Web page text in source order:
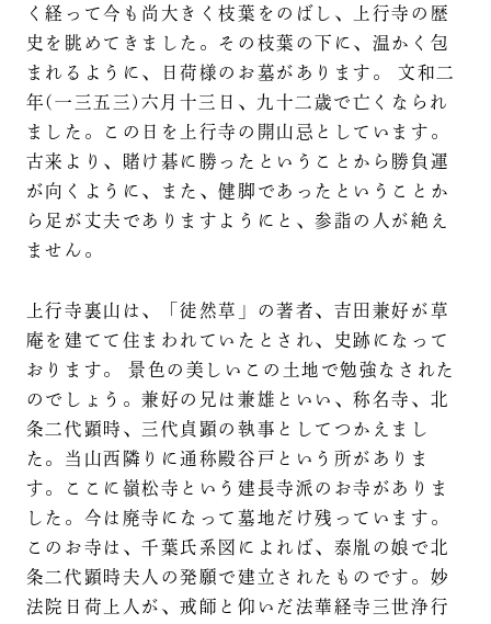
く経って今も尚大きく枝葉をのばし、上行寺の歴
史を眺めてきました。その枝葉の下に、温かく包
まれるように、日荷様のお墓があります。 文和二
年(一三五三)六月十三日、九十二歳で亡くなられ
ました。この日を上行寺の開山忌としています。
古来より、賭け碁に勝ったということから勝負運
が向くように、また、健脚であったということか
ら足が丈夫でありますようにと、参詣の人が絶え
ません。
上行寺裏山は、「徒然草」の著者、吉田兼好が草
庵を建てて住まわれていたとされ、史跡になって
おります。 景色の美しいこの土地で勉強なされた
のでしょう。兼好の兄は兼雄といい、称名寺、北
条二代顕時、三代貞顕の執事としてつかえまし
た。当山西隣りに通称殿谷戸という所がありま
す。ここに嶺松寺という建長寺派のお寺がありま
した。今は廃寺になって墓地だけ残っています。
このお寺は、千葉氏系図によれば、泰胤の娘で北
条二代顕時夫人の発願で建立されたものです。妙
法院日荷上人が、戒師と仰いだ法華経寺三世浄行